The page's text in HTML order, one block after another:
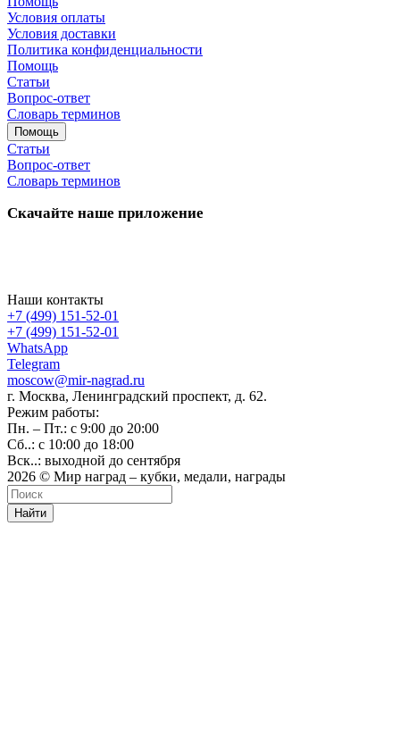
Условия оплаты
Условия доставки
Политика конфиденциальности
Помощь
Статьи
Вопрос-ответ
Словарь терминов
Помощь
Статьи
Вопрос-ответ
Словарь терминов
Скачайте наше приложение
Наши контакты
+7 (499) 151-52-01
+7 (499) 151-52-01
WhatsApp
Telegram
moscow@mir-nagrad.ru
г. Москва, Ленинградский проспект, д. 62.
Режим работы:
Пн. – Пт.: с 9:00 до 20:00
Сб..: с 10:00 до 18:00
Вск..: выходной до сентября
2026 © Мир наград – кубки, медали, награды
Найти